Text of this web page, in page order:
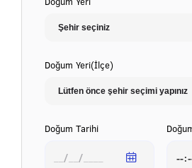
Doğum Yeri(İlçe)
Doğum Tarihi